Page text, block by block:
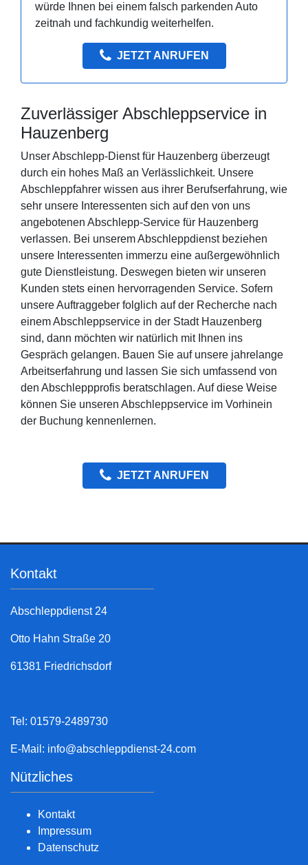
würde Ihnen bei einem falsch parkenden Auto
zeitnah und fachkundig weiterhelfen.
JETZT ANRUFEN
Zuverlässiger Abschleppservice in
Hauzenberg
Unser Abschlepp-Dienst für Hauzenberg überzeugt
durch ein hohes Maß an Verlässlichkeit. Unsere
Abschleppfahrer wissen aus ihrer Berufserfahrung, wie
sehr unsere Interessenten sich auf den von uns
angebotenen Abschlepp-Service für Hauzenberg
verlassen. Bei unserem Abschleppdienst beziehen
unsere Interessenten immerzu eine außergewöhnlich
gute Dienstleistung. Deswegen bieten wir unseren
Kunden stets einen hervorragenden Service. Sofern
unsere Auftraggeber folglich auf der Recherche nach
einem Abschleppservice in der Stadt Hauzenberg
sind, dann möchten wir natürlich mit Ihnen ins
Gespräch gelangen. Bauen Sie auf unsere jahrelange
Arbeitserfahrung und lassen Sie sich umfassend von
den Abschleppprofis beratschlagen. Auf diese Weise
können Sie unseren Abschleppservice im Vorhinein
der Buchung kennenlernen.
JETZT ANRUFEN
Kontakt
Abschleppdienst 24
Otto Hahn Straße 20
61381 Friedrichsdorf
Tel: 01579-2489730
E-Mail: info@abschleppdienst-24.com
Nützliches
Kontakt
Impressum
Datenschutz